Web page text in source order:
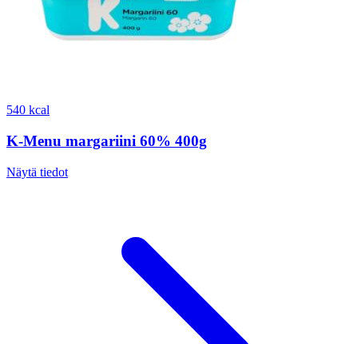
540 kcal
K-Menu margariini 60% 400g
Näytä tiedot